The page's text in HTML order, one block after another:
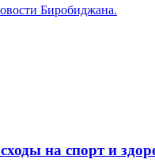
на спорт и